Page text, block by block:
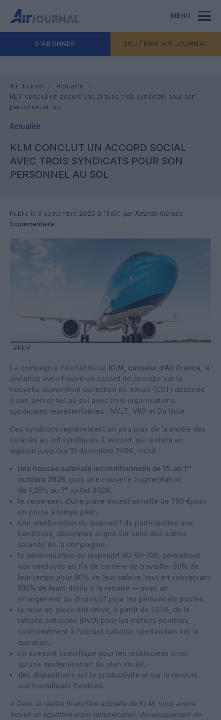
MENU
S'ABONNER SOUTENIR AIR JOURNAL
Air Journal
Actualité
KLM conclut un accord social avec trois syndicats pour son
personnel au sol
Actualité
KLM CONCLUT UN ACCORD SOCIAL
AVEC TROIS SYNDICATS POUR SON
PERSONNEL AU SOL
Publié le 5 septembre 2025 à 11h00 par Ricardo Moraes
1 commentaire
©KLM
La compagnie néerlandaise KLM, conseur d’Air France,
a
annoncé avoir trouvé un accord de principe sur la
nouvelle convention collective de travail (CCT) destinée
à son personnel au sol avec trois organisations
syndicales représentatives : NVLT, VKP et De Unie.
Ces syndicats représentent un peu plus de la moitié des
salariés au sol syndiqués. L’accord, qui restera en
vigueur jusqu’au 31 décembre 2026 , inclut :
une hausse salariale inconditionnelle de 1% au 1ᵉʳ
octobre 2025 , puis une nouvelle augmentation
de 1,25% au 1ᵉʳ juillet 2026
le versement d’une prime exceptionnelle de 750 €pour
un poste à temps plein,
une amélioration du dispositif de participation aux
bénéfices , désormais aligné sur celui des autres
salariés de la compagnie,
la pérennisation du dispositif 80-90-100 , permettant
aux employés en fin de carrière de travailler 80% de
leur temps pour 90% de leur salaire, tout en conservant
100% de leurs droits à la retraite — avec un
allongement du dispositif pour les personnels postés,
la mise en place définitive, à partir de 2026, de la
retraite anticipée (RVU) pour les métiers pénibles
conformément à l’accord national néerlandais sur la
question,
un avenant spécifique pour les techniciens ainsi
qu’une modernisation du plan social
des dispositions sur la productivité et sur le recours
aux travailleurs flexibles.
« Dans la réalité financière actuelle de KLM, nous avons
trouvé un équilibre entre rémunération, développement de